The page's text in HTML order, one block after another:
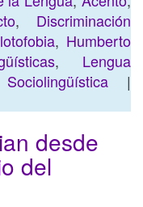
, Discriminación
, Humberto
, Lengua
Sociolingüística |
desde
del